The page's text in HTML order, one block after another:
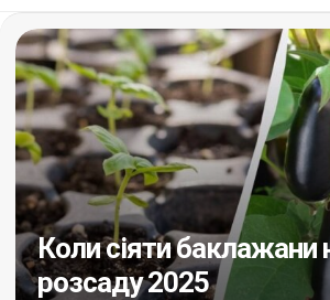
Коли сіяти баклажани
розсаду 2025